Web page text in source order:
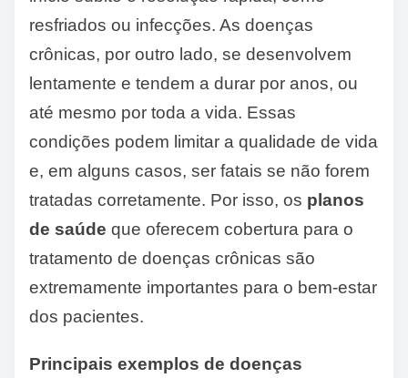
resfriados ou infecções. As doenças
crônicas, por outro lado, se desenvolvem
lentamente e tendem a durar por anos, ou
até mesmo por toda a vida. Essas
condições podem limitar a qualidade de vida
e, em alguns casos, ser fatais se não forem
tratadas corretamente. Por isso, os planos
de saúde que oferecem cobertura para o
tratamento de doenças crônicas são
extremamente importantes para o bem-estar
dos pacientes.
Principais exemplos de doenças